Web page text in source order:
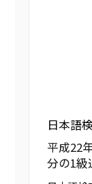
日本語
平成22
分の1級